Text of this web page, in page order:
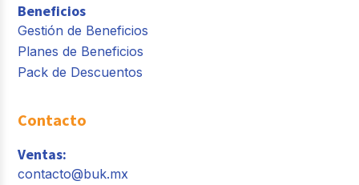
Beneficios
Gestión de Beneficios
Planes de Beneficios
Pack de Descuentos
Contacto
Ventas:
contacto@buk.mx